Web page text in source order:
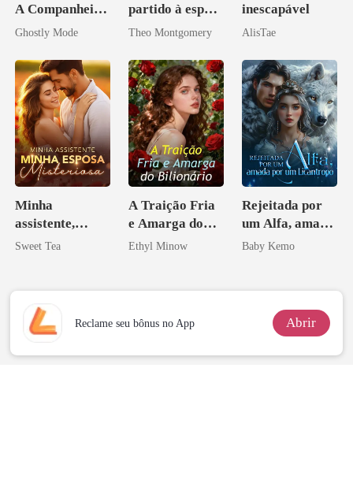
A Companheira
Quebrada do
Ghostly Mode
partido à esposa
de um bilionário
Theo Montgomery
inescapável
AlisTae
Minha
assistente,
minha esposa
Sweet Tea
A Traição Fria
e Amarga do
Bilionário
Ethyl Minow
Rejeitada por
um Alfa, amada
por um
Baby Kemo
Reclame seu bônus no App Abrir